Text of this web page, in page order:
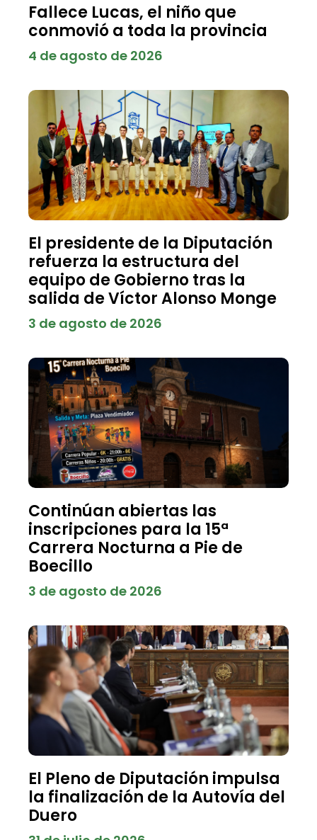
Fallece Lucas, el niño que
conmovió a toda la provincia
4 de agosto de 2026
El presidente de la Diputación
refuerza la estructura del
equipo de Gobierno tras la
salida de Víctor Alonso Monge
3 de agosto de 2026
Continúan abiertas las
inscripciones para la 15ª
Carrera Nocturna a Pie de
Boecillo
3 de agosto de 2026
El Pleno de Diputación impulsa
la finalización de la Autovía del
Duero